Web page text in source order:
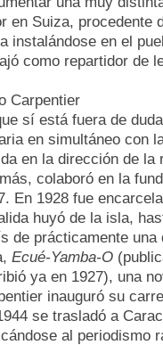
en Suiza, procedente
instalándose en el
como repartidor de
Carpentier
sí está fuera de
en simultáneo con
en la dirección de
colaboró en la
En 1928 fue
huyó de la isla,
de prácticamente
Ecué-Yamba-O
ya en 1927), una
inauguró su
se trasladó a
al periodismo